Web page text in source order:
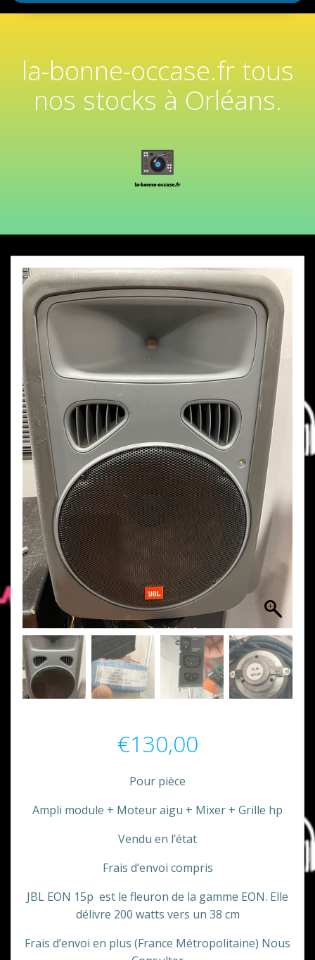
la-bonne-occase.fr tous
nos stocks à Orléans.
€130,00
Pour pièce
Ampli module + Moteur aigu + Mixer + Grille hp
Vendu en l’état
Frais d’envoi compris
JBL EON 15p est le fleuron de la gamme EON. Elle
délivre 200 watts vers un 38 cm
Frais d’envoi en plus (France Métropolitaine) Nous